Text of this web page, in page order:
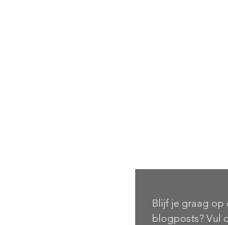
Blijf je graag op
blogposts? Vul